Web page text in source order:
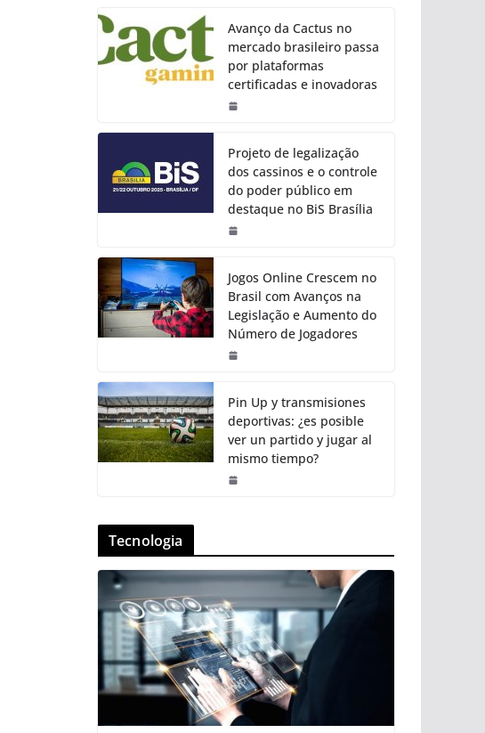
Avanço da Cactus no
mercado brasileiro passa
por plataformas
certificadas e inovadoras
Projeto de legalização
dos cassinos e o controle
do poder público em
destaque no BiS Brasília
Jogos Online Crescem no
Brasil com Avanços na
Legislação e Aumento do
Número de Jogadores
Pin Up y transmisiones
deportivas: ¿es posible
ver un partido y jugar al
mismo tiempo?
Tecnologia